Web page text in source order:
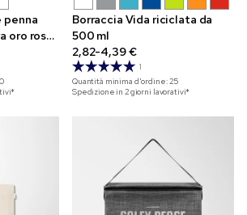
penna
oro rosa
Borraccia Vida riciclata da
500 ml
2,82-4,39 €
1
Quantità minima d'ordine:25
Spedizione in 2 giorni lavorativi*